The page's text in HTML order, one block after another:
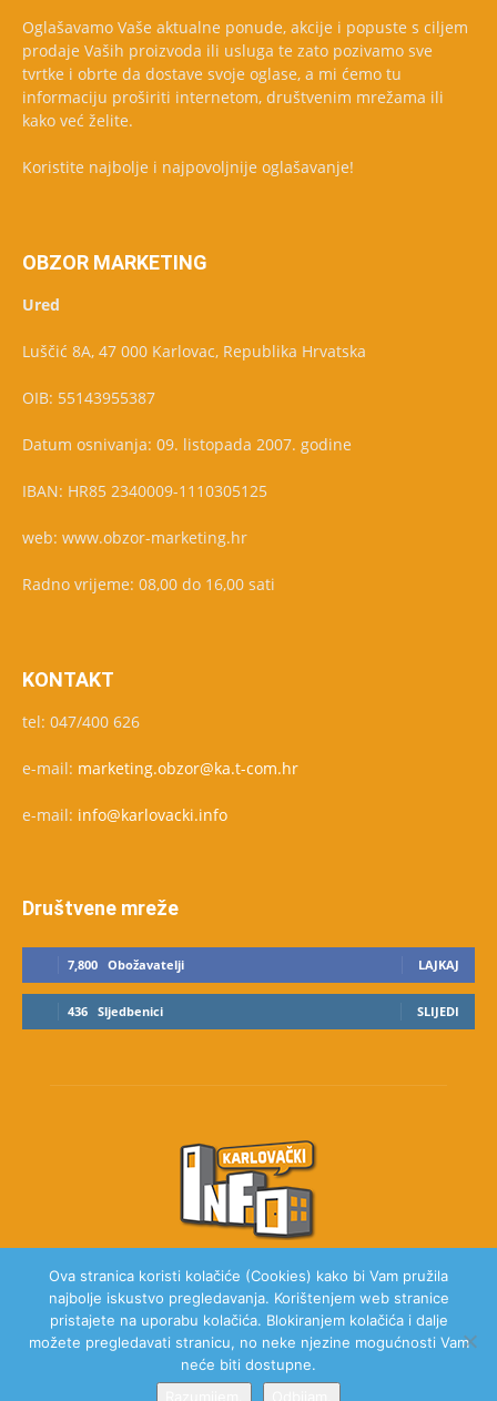
Oglašavamo Vaše aktualne ponude, akcije i popuste s ciljem
prodaje Vaših proizvoda ili usluga te zato pozivamo sve
tvrtke i obrte da dostave svoje oglase, a mi ćemo tu
informaciju proširiti internetom, društvenim mrežama ili
kako već želite.
Koristite najbolje i najpovoljnije oglašavanje!
OBZOR MARKETING
Ured
Luščić 8A, 47 000 Karlovac, Republika Hrvatska
OIB: 55143955387
Datum osnivanja: 09. listopada 2007. godine
IBAN: HR85 2340009-1110305125
web: www.obzor-marketing.hr
Radno vrijeme: 08,00 do 16,00 sati
KONTAKT
tel: 047/400 626
e-mail: marketing.obzor@ka.t-com.hr
e-mail: info@karlovacki.info
Društvene mreže
7,800 Obožavatelji LAJKAJ
436 Sljedbenici SLIJEDI
O NAMA
Ova stranica koristi kolačiće (Cookies) kako bi Vam pružila
najbolje iskustvo pregledavanja. Korištenjem web stranice
pristajete na uporabu kolačića. Blokiranjem kolačića i dalje
možete pregledavati stranicu, no neke njezine mogućnosti Vam
neće biti dostupne.